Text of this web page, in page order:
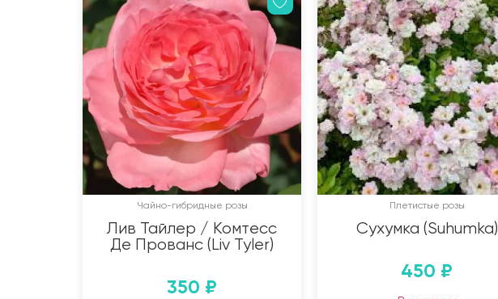
Чайно-гибридные розы
Лив Тайлер / Комтесс
Де Прованс (Liv Tyler)
350 ₽
Плетистые розы
Сухумка (Suhumka)
450 ₽